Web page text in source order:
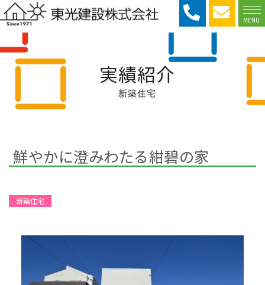
MENU
実績紹介
新築住宅
鮮やかに澄みわたる紺碧の家
新築住宅